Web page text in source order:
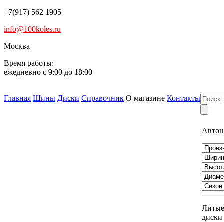
+7(917) 562 1905
info@100koles.ru
Москва
Время работы:
ежедневно с 9:00 до 18:00
Главная Шины Диски Справочник О магазине Контакты
Литые
диски